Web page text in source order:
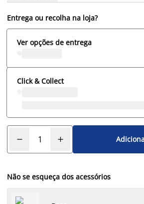
Entrega ou recolha na loja?
Ver opções de entrega
Click & Collect
Não se esqueça dos acessórios